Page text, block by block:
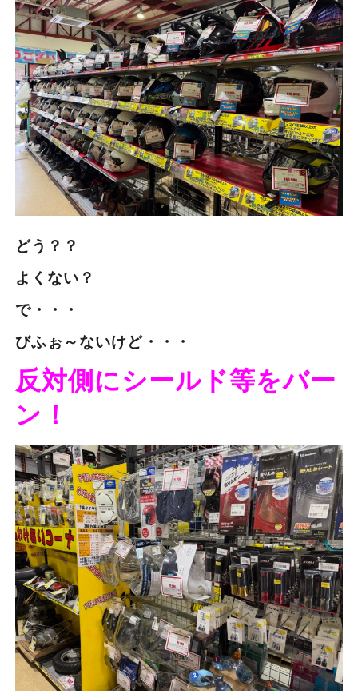
どう？？
よくない？
で・・・
びふぉ～ないけど・・・
反対側にシールド等をバー
ン！